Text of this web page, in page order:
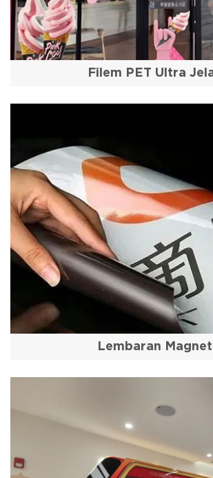
Filem PET Ultra
Lembaran Magnet